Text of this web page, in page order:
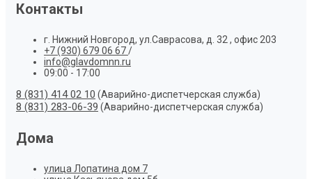
Контакты
г. Нижний Новгород, ул.Саврасова, д. 32 , офис 203
+7 (930) 679 06 67/
info@glavdomnn.ru
09:00 - 17:00
8 (831) 414 02 10 (Аварийно-диспетчерская служба)
8 (831) 283-06-39 (Аварийно-диспетчерская служба)
Дома
улица Лопатина дом 7